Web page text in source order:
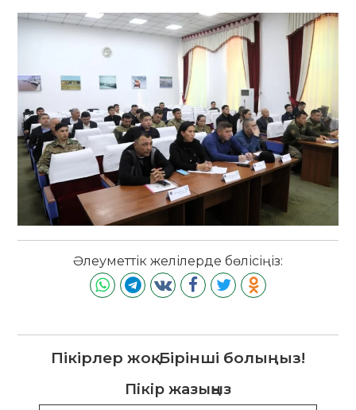
Әлеуметтік желілерде бөлісіңіз:
Пікірлер жоқ. Бірінші болыңыз!
Пікір жазыңыз